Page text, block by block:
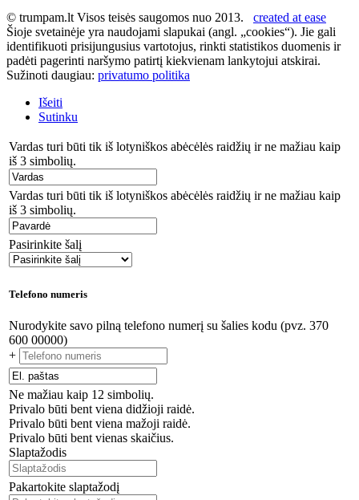
© trumpam.lt Visos teisės saugomos nuo 2013. created at ease
Šioje svetainėje yra naudojami slapukai (angl. „cookies“). Jie gali
identifikuoti prisijungusius vartotojus, rinkti statistikos duomenis ir
padėti pagerinti naršymo patirtį kiekvienam lankytojui atskirai.
Sužinoti daugiau: privatumo politika
Išeiti
Sutinku
Vardas turi būti tik iš lotyniškos abėcėlės raidžių ir ne mažiau kaip
iš 3 simbolių.
Vardas turi būti tik iš lotyniškos abėcėlės raidžių ir ne mažiau kaip
iš 3 simbolių.
Pasirinkite šalį
Telefono numeris
Nurodykite savo pilną telefono numerį su šalies kodu (pvz. 370
600 00000)
+
Ne mažiau kaip 12 simbolių.
Privalo būti bent viena didžioji raidė.
Privalo būti bent viena mažoji raidė.
Privalo būti bent vienas skaičius.
Slaptažodis
Pakartokite slaptažodį